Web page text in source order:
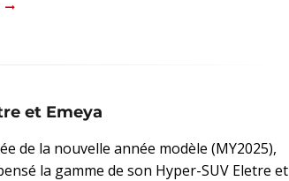
et Emeya
de la nouvelle année modèle (MY2025),
la gamme de son Hyper-SUV Eletre et